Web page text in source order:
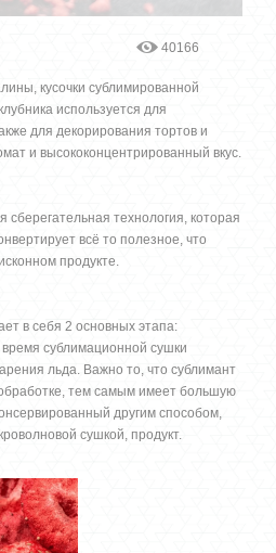
40166
кусочки сублимированной
используется для
для декорирования тортов и
и высококонцентрированный вкус.
технология, которая
всё то полезное, что
продукте.
в себя 2 основных этапа:
сублимационной сушки
льда. Важно то, что сублимант
тем самым имеет большую
другим способом,
сушкой, продукт.